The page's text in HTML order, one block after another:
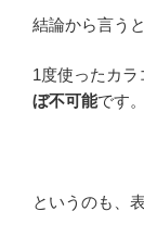
結論から言うと
1度使ったカラ
ぼ不可能です。
というのも、